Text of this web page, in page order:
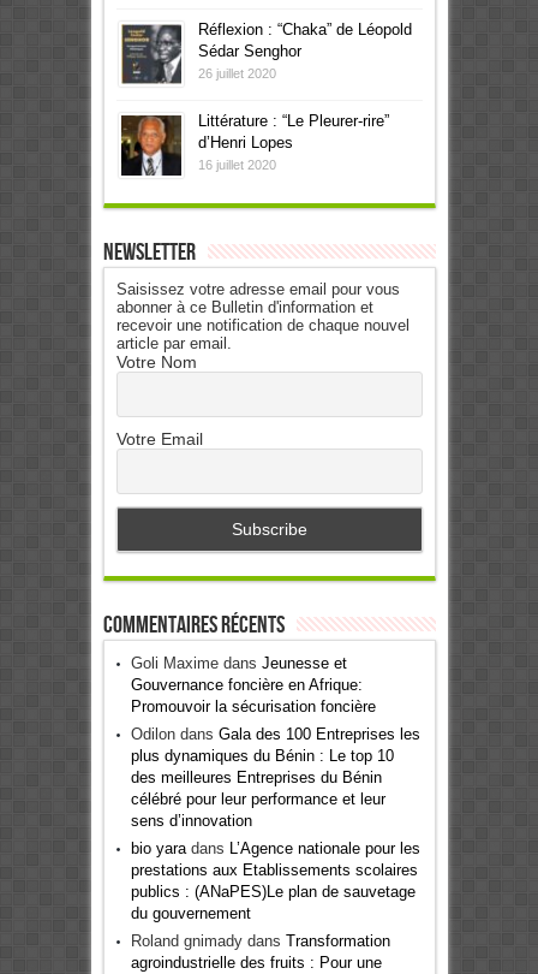
Réflexion : “Chaka” de Léopold
Sédar Senghor
26 juillet 2020
Littérature : “Le Pleurer-rire”
d’Henri Lopes
16 juillet 2020
Newsletter
Saisissez votre adresse email pour vous
abonner à ce Bulletin d'information et
recevoir une notification de chaque nouvel
article par email.
Votre Nom
Votre Email
Commentaires récents
Goli Maximedans Jeunesse et
Gouvernance foncière en Afrique:
Promouvoir la sécurisation foncière
Odilondans Gala des 100 Entreprises les
plus dynamiques du Bénin : Le top 10
des meilleures Entreprises du Bénin
célébré pour leur performance et leur
sens d’innovation
bio yaradans L’Agence nationale pour les
prestations aux Etablissements scolaires
publics : (ANaPES)Le plan de sauvetage
du gouvernement
Roland gnimadydans Transformation
agroindustrielle des fruits : Pour une